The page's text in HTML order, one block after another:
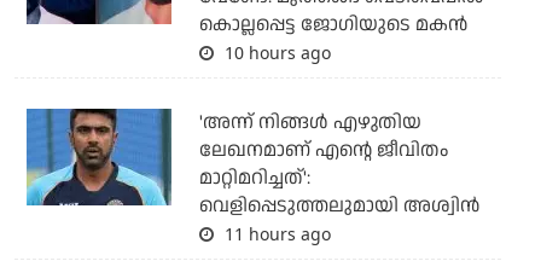
കൊല്ലപ്പെട്ട ജോഗിയുടെ മകന്‍
10 hours ago
'അന്ന് നിങ്ങള്‍ എഴുതിയ
ലേഖനമാണ് എന്റെ ജീവിതം
മാറ്റിമറിച്ചത്':
വെളിപ്പെടുത്തലുമായി അശ്വിന്‍
11 hours ago